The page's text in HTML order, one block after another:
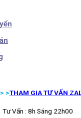
>THAM GIA TƯ VẤN
Tư Vấn : 8h Sáng 22h00